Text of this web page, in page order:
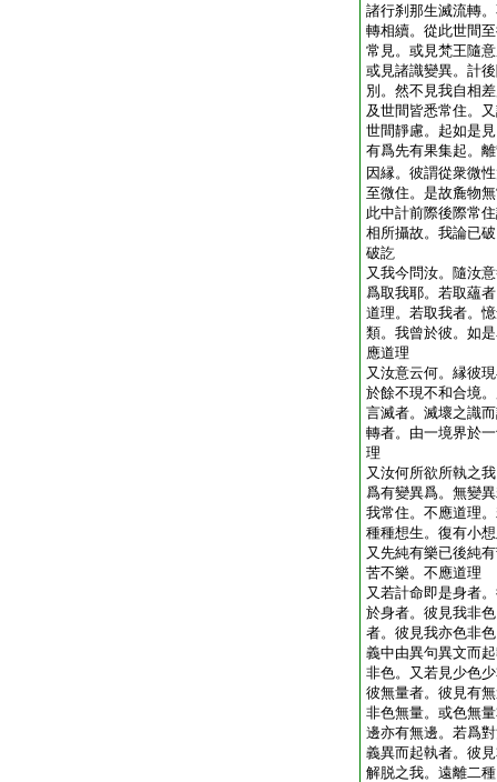
諸行刹那生滅流轉
轉相續。從此世間
常見。或見梵王隨
或見諸識變異。計
別。然不見我自相
及世間皆悉常住。
世間靜慮。起如是
有爲先有果集起。
因縁。彼謂從衆微
至微住。是故麁物
此中計前際後際常
相所攝故。我論已
破訖
又我今問汝。隨汝
爲取我耶。若取蘊
道理。若取我者。
類。我曾於彼。如
應道理
又汝意云何。縁彼
於餘不現不和合境
言滅者。滅壞之識
轉者。由一境界於
理
又汝何所欲所執之
爲有變異爲。無變
我常住。不應道理
種種想生。復有小
又先純有樂已後純
苦不樂。不應道理
又若計命即是身者
於身者。彼見我非
者。彼見我亦色非
義中由異句異文而
非色。又若見少色
彼無量者。彼見有
非色無量。或色無
邊亦有無邊。若爲
義異而起執者。彼
解脱之我。遠離二種